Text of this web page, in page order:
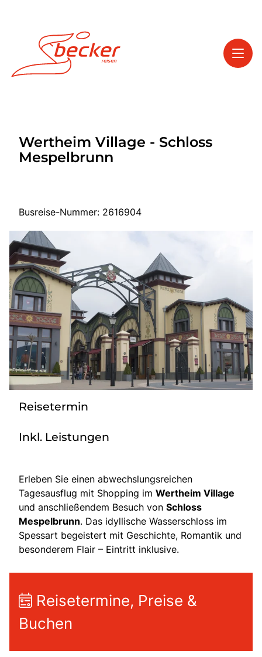
Service
Kontakt
Start
Tagesfahrten
Mehrtagesfahrten
Bus mieten
Katalog anfordern
Gutscheine
Service & Kontakt
Wertheim Village - Schloss
Mespelbrunn
Busreise-Nummer: 2616904
Reisetermin
Inkl. Leistungen
Erleben Sie einen abwechslungsreichen
Tagesausflug mit Shopping im Wertheim Village
und anschließendem Besuch von Schloss
Mespelbrunn. Das idyllische Wasserschloss im
Spessart begeistert mit Geschichte, Romantik und
besonderem Flair – Eintritt inklusive.
Reisetermine, Preise &
Buchen